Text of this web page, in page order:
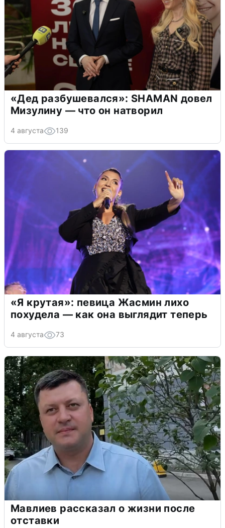
«Дед разбушевался»: SHAMAN довел
Мизулину — что он натворил
4 августа 139
«Я крутая»: певица Жасмин лихо
похудела — как она выглядит теперь
4 августа 73
Мавлиев рассказал о жизни после
отставки